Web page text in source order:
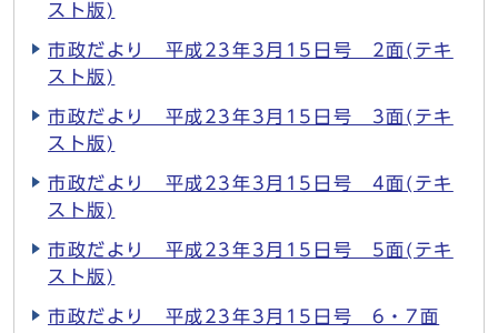
スト版)
市政だより 平成23年3月15日号 2面(テキ
スト版)
市政だより 平成23年3月15日号 3面(テキ
スト版)
市政だより 平成23年3月15日号 4面(テキ
スト版)
市政だより 平成23年3月15日号 5面(テキ
スト版)
市政だより 平成23年3月15日号 6・7面